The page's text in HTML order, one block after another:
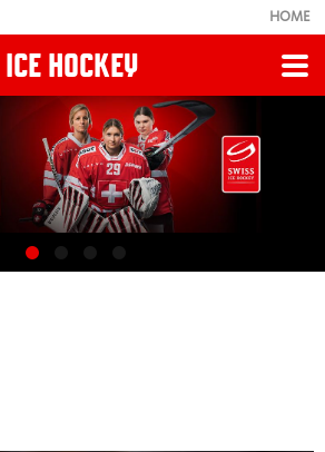
HOME
HOCKEY
GAME CENTER
LIVE